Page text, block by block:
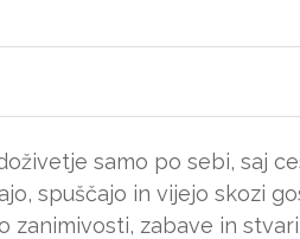
samo po sebi, saj
spuščajo in vijejo skozi
zanimivosti, zabave in